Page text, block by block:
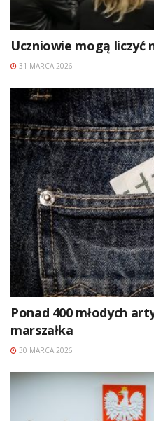
Uczniowie mogą liczyć
31 MARCA 2026
Ponad 400 młodych
marszałka
30 MARCA 2026